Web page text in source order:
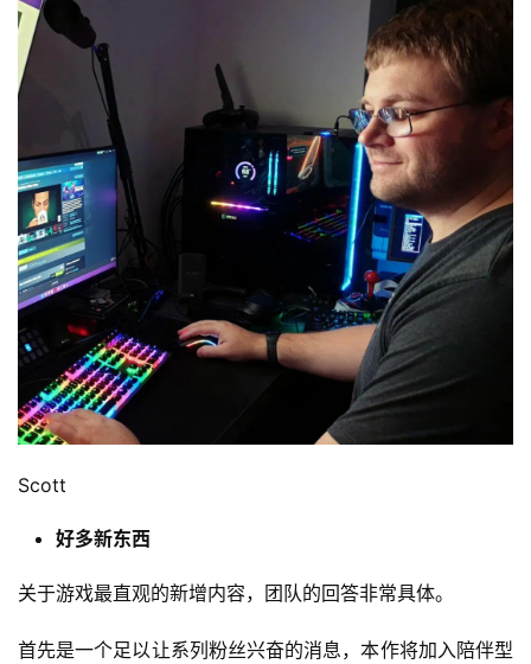
单
机
休
闲
游
戏
2
2
5
十
金
奖
Scott
好多新东西
关于游戏最直观的新增内容，团队的回答非常具体。
首先是一个足以让系列粉丝兴奋的消息，本作将加入陪伴型